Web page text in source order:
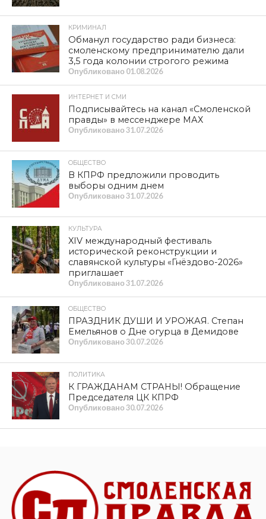
КРИМИНАЛ
Обманул государство ради бизнеса:
смоленскому предпринимателю дали
3,5 года колонии строгого режима
Опубликовано 01.08.2026
ИНТЕРНЕТ И СМИ
Подписывайтесь на канал «Смоленской
правды» в мессенджере МАХ
Опубликовано31.07.2026
ОБЩЕСТВО
В КПРФ предложили проводить
выборы одним днем
Опубликовано31.07.2026
КУЛЬТУРА
XIV международный фестиваль
исторической реконструкции и
славянской культуры «Гнёздово-2026»
приглашает
Опубликовано31.07.2026
ОБЩЕСТВО
ПРАЗДНИК ДУШИ И УРОЖАЯ. Степан
Емельянов о Дне огурца в Демидове
Опубликовано30.07.2026
ПОЛИТИКА
К ГРАЖДАНАМ СТРАНЫ! Обращение
Председателя ЦК КПРФ
Опубликовано30.07.2026